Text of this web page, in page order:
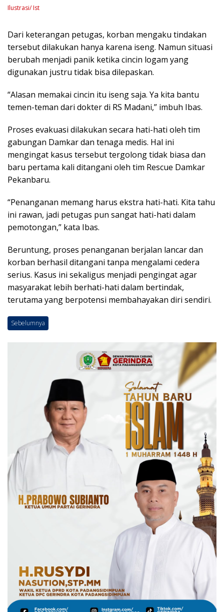
Ilustrasi/ Ist
Dari keterangan petugas, korban mengaku tindakan
tersebut dilakukan hanya karena iseng. Namun situasi
berubah menjadi panik ketika cincin logam yang
digunakan justru tidak bisa dilepaskan.
“Alasan memakai cincin itu iseng saja. Ya kita bantu
temen-teman dari dokter di RS Madani,” imbuh Ibas.
Proses evakuasi dilakukan secara hati-hati oleh tim
gabungan Damkar dan tenaga medis. Hal ini
mengingat kasus tersebut tergolong tidak biasa dan
baru pertama kali ditangani oleh tim Rescue Damkar
Pekanbaru.
“Penanganan memang harus ekstra hati-hati. Kita tahu
ini rawan, jadi petugas pun sangat hati-hati dalam
pemotongan,” kata Ibas.
Beruntung, proses penanganan berjalan lancar dan
korban berhasil ditangani tanpa mengalami cedera
serius. Kasus ini sekaligus menjadi pengingat agar
masyarakat lebih berhati-hati dalam bertindak,
terutama yang berpotensi membahayakan diri sendiri.
Sebelumnya